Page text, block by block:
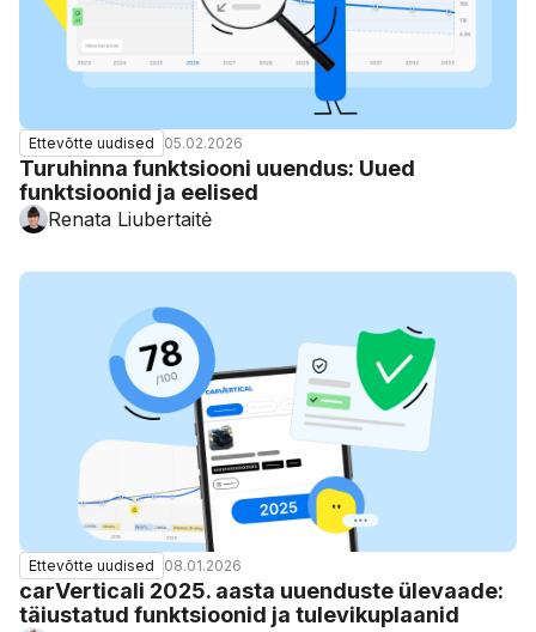
Ettevõtte uudised 05.02.2026
Turuhinna funktsiooni uuendus: Uued
funktsioonid ja eelised
Renata Liubertaitė
Ettevõtte uudised 08.01.2026
carVerticali 2025. aasta uuenduste ülevaade:
täiustatud funktsioonid ja tulevikuplaanid